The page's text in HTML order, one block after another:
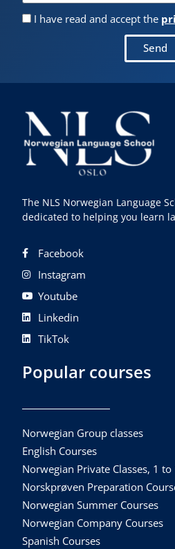
I have read and accept the
Send
The NLS Norwegian Language
dedicated to helping you learn
Facebook
Instagram
Youtube
Linkedin
TikTok
Popular courses
Norwegian Group classes
English Courses
Norwegian Private Classes, 1 to
Norskprøven Preparation
Norwegian Summer Courses
Norwegian Company Courses
Spanish Courses